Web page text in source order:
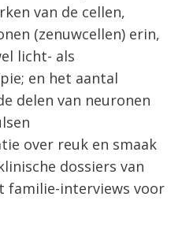
van de cellen,
(zenuwcellen) erin,
licht- als
en het aantal
delen van neuronen
over reuk en smaak
dossiers van
familie-interviews voor